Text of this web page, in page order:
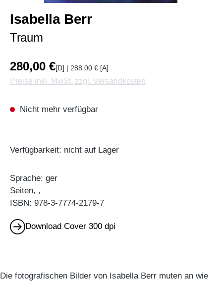
Isabella Berr
Traum
280,00 €[D] | 288.00 € [A]
Preise inkl. MwSt. zzgl. Versandkosten
Nicht mehr verfügbar
Verfügbarkeit: nicht auf Lager
Sprache: ger
Seiten, ,
ISBN: 978-3-7774-2179-7
Download Cover 300 dpi
Die fotografischen Bilder von Isabella Berr muten an wie